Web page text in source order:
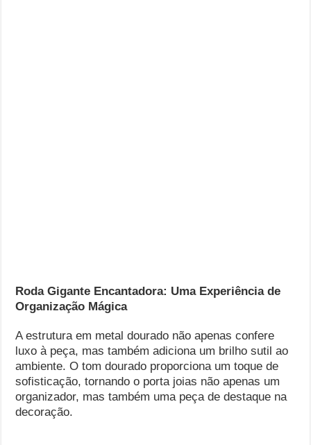
Roda Gigante Encantadora: Uma Experiência de
Organização Mágica
A estrutura em metal dourado não apenas confere
luxo à peça, mas também adiciona um brilho sutil ao
ambiente. O tom dourado proporciona um toque de
sofisticação, tornando o porta joias não apenas um
organizador, mas também uma peça de destaque na
decoração.